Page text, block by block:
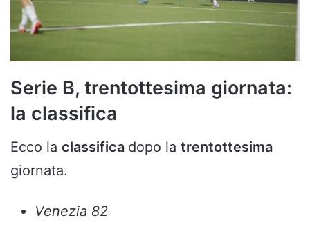
Serie B, trentottesima giornata:
la classifica
Ecco la classifica dopo la trentottesima
giornata.
Venezia 82